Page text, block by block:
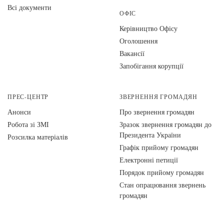
Всі документи
ОФІС
Керівництво Офісу
Оголошення
Вакансії
Запобігання корупції
ПРЕС-ЦЕНТР
Анонси
Робота зі ЗМІ
Розсилка матеріалів
ЗВЕРНЕННЯ ГРОМАДЯН
Про звернення громадян
Зразок звернення громадян до
Президента України
Графік прийому громадян
Електронні петиції
Порядок прийому громадян
Стан опрацювання звернень
громадян